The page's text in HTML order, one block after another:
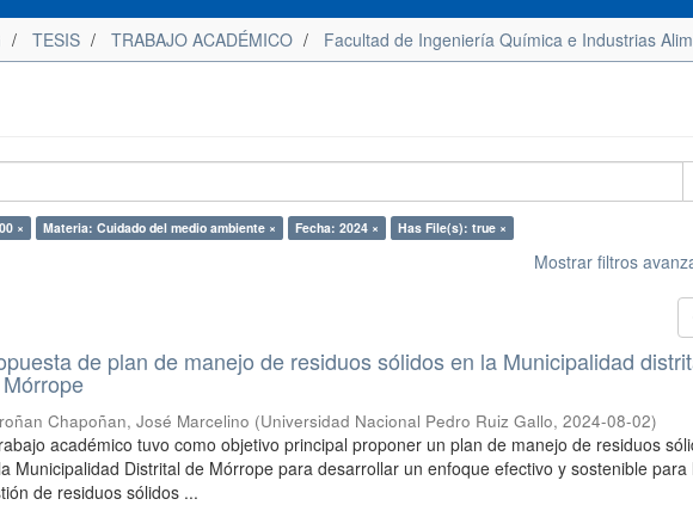
TESIS TRABAJO ACADÉMICO Facultad de Ingeniería Química e Industrias
× Materia: Cuidado del medio ambiente × Fecha: 2024 × Has File(s): true ×
Mostrar filtros
de plan de manejo de residuos sólidos en la Municipalidad
Chapoñan, José Marcelino (Universidad Nacional Pedro Ruiz Gallo,2024-08-02)
académico tuvo como objetivo principal proponer un plan de manejo de residuos
Municipalidad Distrital de Mórrope para desarrollar un enfoque efectivo y sostenible para
de residuos sólidos ...